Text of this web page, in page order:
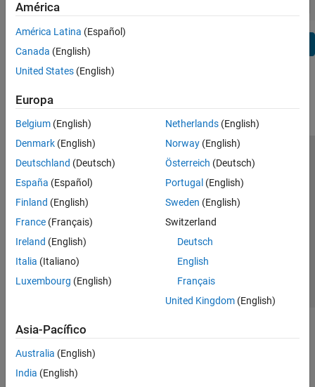
Physical Modeling
Real-Time Simulation and Testing
Workflows
Reporting and Database Access
Systems Engineering
Code Generation
Verification, Validation, and Test
Cloud Capabilities
Teaching and Learning
Mathematics and Optimization
Signal Processing
Test and Measurement
RF and Mixed Signal
Wireless Communications
Text Filter: Simulink Control Design Release Notes
How useful was this information?
América
América Latina (Español)
Canada (English)
United States (English)
Europa
Belgium (English)
Denmark (English)
Deutschland (Deutsch)
España (Español)
Finland (English)
France (Français)
Ireland (English)
Italia (Italiano)
Luxembourg (English)
Netherlands(English)
Norway(English)
Österreich (Deutsch)
Portugal (English)
Sweden (English)
Switzerland
Deutsch
English
Français
United Kingdom(English)
Asia-Pacífico
Australia (English)
India (English)
Centro de confianza
Marcas comerciales
Política de privacidad
Antipiratería
Estado de las aplicaciones
Información de contacto
© 1994-2026 The MathWorks, Inc.